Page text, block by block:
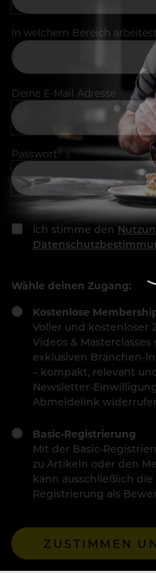
In welchem Bereich
Deine E-Mail Adresse
Passwort
Ich stimme den
Wähle deinen Zugang:
Kostenlose
Voller und kostenloser
Videos &
exklusiven Branchen-
– kompakt, relevant
Newsletter-
Abmeldelink
Basic-Registrierung
Mit der Basic-
zu Artikeln oder den
kann ausschließlich
Registrierung als
ZUSTIMMEN